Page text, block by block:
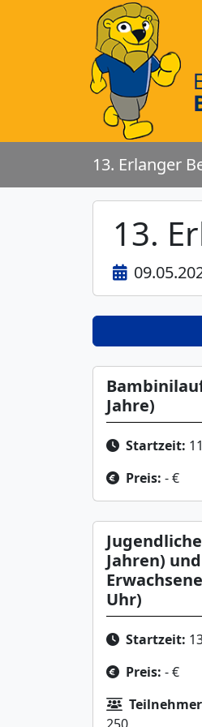
13. Erlanger
13.
Jahre)
Startzeit:
Preis: - €
Jahren) und
Uhr)
Startzeit:
Preis: - €